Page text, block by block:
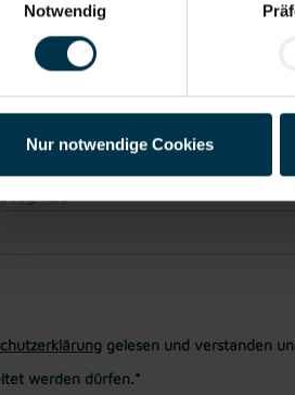
Notwendig
Nur notwendige Cookies
gelesen und verstanden
werden dürfen.*